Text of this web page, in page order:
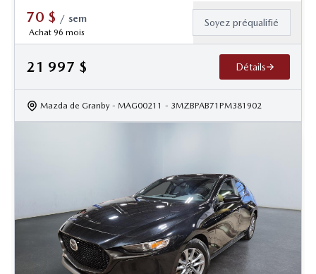
70 $ / sem
Achat 96 mois
Soyez préqualifié
21 997 $ Détails
Mazda de Granby - MAG00211 - 3MZBPAB71PM381902